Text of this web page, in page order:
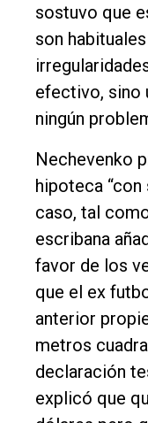
sostuvo que
son
efectivo, sino
ningún
Nechevenko
hipoteca “con
caso, tal
escribana
favor de los
que el ex
anterior
metros
declaración
explicó que